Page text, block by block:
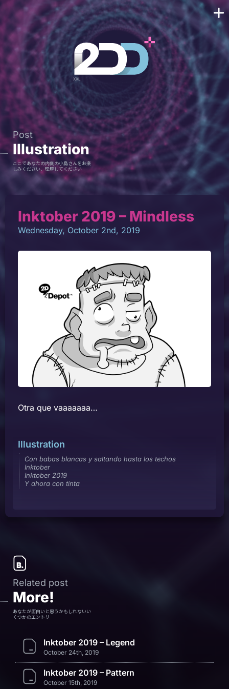
Post
Illustration
ここであなたの内側の小島さんをお楽
しみください、理解してください
Inktober 2019 – Mindless
Wednesday, October 2nd, 2019
Otra que vaaaaaaa…
Illustration
Con babas blancas y saltando hasta los techos
Inktober
Inktober 2019
Y ahora con tinta
Related post
More!
あなたが面白いと思うかもしれないい
くつかのエントリ
Inktober 2019 – Legend
October 24th, 2019
Inktober 2019 – Pattern
October 15th, 2019